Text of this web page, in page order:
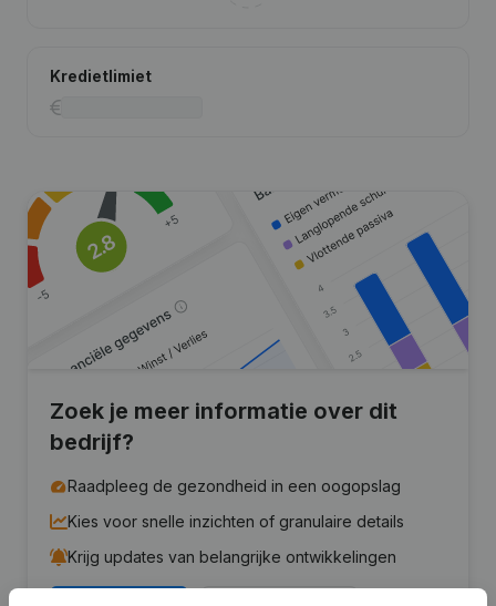
Kredietlimiet
Zoek je meer informatie over dit
bedrijf?
Raadpleeg de gezondheid in een oogopslag
Kies voor snelle inzichten of granulaire details
Krijg updates van belangrijke ontwikkelingen